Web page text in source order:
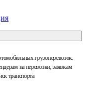
грузоперевозок.
на перевозки, заявкам
транспорта